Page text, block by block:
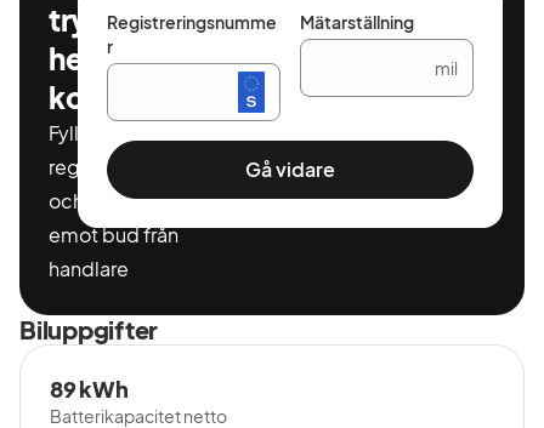
tryggt och
helt
kostnadsfritt
Fyll i ditt
registeringnummer
och miltal för att ta
emot bud från
handlare
Registreringsnumme
r
Mätarställning
mil
Gå vidare
Biluppgifter
Batterikapacitet netto
89 kWh